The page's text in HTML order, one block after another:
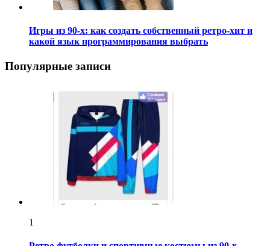
Игры из 90-х: как создать собственный ретро-хит и
какой язык программирования выбрать
Популярные записи
1